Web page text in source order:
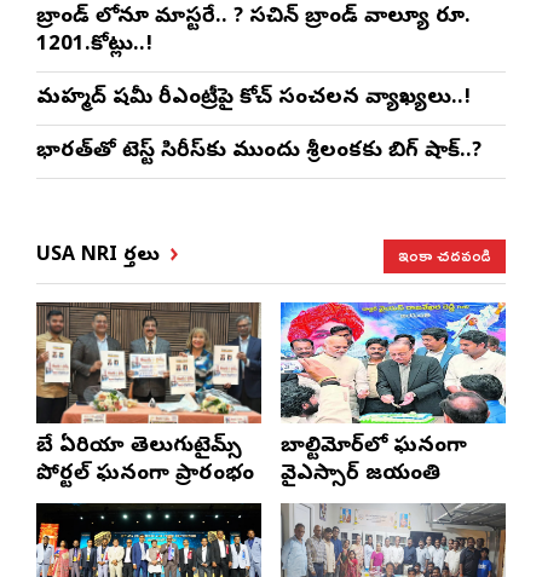
బ్రాండ్ లోనూ మాస్టరే.. ? సచిన్ బ్రాండ్ వాల్యూ రూ.
1201.కోట్లు..!
మహ్మద్ షమీ రీఎంట్రీపై కోచ్ సంచలన వ్యాఖ్యలు..!
భారత్‌తో టెస్ట్ సిరీస్‌కు ముందు శ్రీలంకకు బిగ్ షాక్..?
USA NRI వార్తలు ఇంకా చదవండి
బే ఏరియా తెలుగుటైమ్స్
పోర్టల్ ఘనంగా ప్రారంభం
బాల్టిమోర్‌లో ఘనంగా
వైఎస్సార్‌ జయంతి